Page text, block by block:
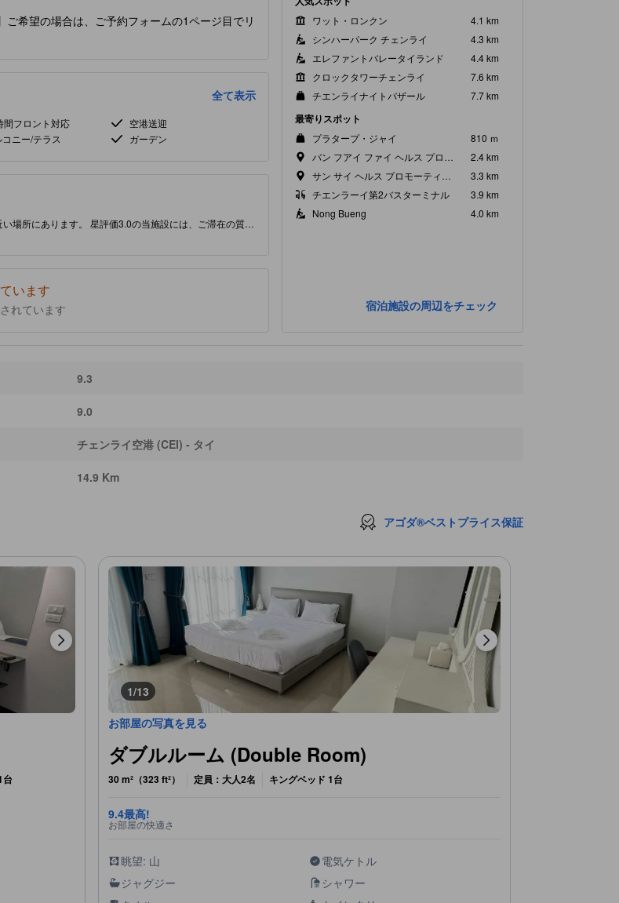
希望の場合は、ご予約フォームの1ページ目でリ
全て表示
間フロント対応
空港送迎
コニー/テラス ガーデン
場所にあります。 星評価3.0の当施設には、ご滞在の質と
います
れています
ワット・ロンクン
4.1 km
シンハーパーク チェンライ
4.3 km
エレファントバレータイランド
4.4 km
クロックタワーチェンライ
7.6 km
チエンライナイトバザール
7.7 km
最寄りスポット
プラタープ・ジャイ
810 ｍ
バン フアイ ファイ ヘルス プロモーティング ホスピタル
2.4 km
サン サイ ヘルス プロモーティング ホスピタル
3.3 km
チエンラーイ第2バスターミナル
3.9 km
Nong Bueng
4.0 km
宿泊施設の周辺をチェック
9.3
9.0
チェンライ空港 (CEI) - タイ
14.9 Km
アゴダ®ベストプライス保証
台
1/13
お部屋の写真を見る
ダブルルーム (Double Room)
30 m²（323 ft²） 定員：大人2名 キングベッド 1台
9.4最高!
お部屋の快適さ
眺望: 山 電気ケトル
ジャグジー シャワー